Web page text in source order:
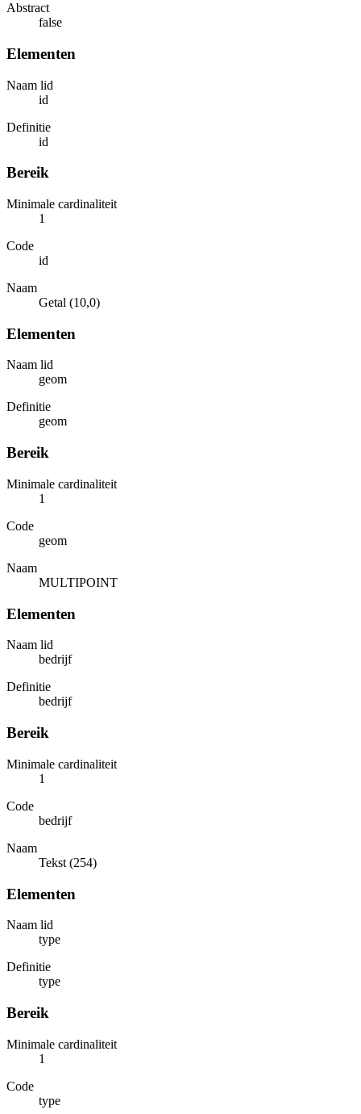
Abstract
false
Elementen
Naam lid
id
Definitie
id
Bereik
Minimale cardinaliteit
1
Code
id
Naam
Getal (10,0)
Elementen
Naam lid
geom
Definitie
geom
Bereik
Minimale cardinaliteit
1
Code
geom
Naam
MULTIPOINT
Elementen
Naam lid
bedrijf
Definitie
bedrijf
Bereik
Minimale cardinaliteit
1
Code
bedrijf
Naam
Tekst (254)
Elementen
Naam lid
type
Definitie
type
Bereik
Minimale cardinaliteit
1
Code
type